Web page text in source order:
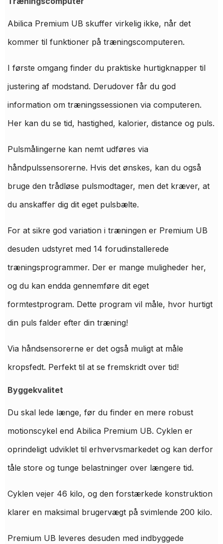
Abilica Premium UB skuffer virkelig ikke, når det
kommer til funktioner på træningscomputeren.
I første omgang finder du praktiske hurtigknapper til
justering af modstand. Derudover får du god
information om træningssessionen via computeren.
Her kan du se tid, hastighed, kalorier, distance og puls.
Pulsmålingerne kan nemt udføres via
håndpulssensorerne. Hvis det ønskes, kan du også
bruge den trådløse pulsmodtager, men det kræver, at
du anskaffer dig dit eget pulsbælte.
For at sikre god variation i træningen er Premium UB
desuden udstyret med 14 forudinstallerede
træningsprogrammer. Der er mange muligheder her,
og du kan endda gennemføre dit eget
formtestprogram. Dette program vil måle, hvor hurtigt
din puls falder efter din træning!
Via håndsensorerne er det også muligt at måle
kropsfedt. Perfekt til at se fremskridt over tid!
Byggekvalitet
Du skal lede længe, før du finder en mere robust
motionscykel end Abilica Premium UB. Cyklen er
oprindeligt udviklet til erhvervsmarkedet og kan derfor
tåle store og tunge belastninger over længere tid.
Cyklen vejer 46 kilo, og den forstærkede konstruktion
klarer en maksimal brugervægt på svimlende 200 kilo.
Premium UB leveres desuden med indbyggede